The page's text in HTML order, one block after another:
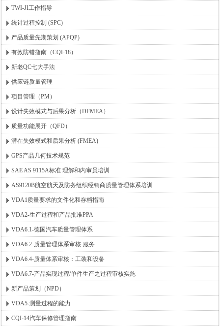
TWI-JI工作指导
统计过程控制 (SPC)
产品质量先期策划 (APQP)
有效防错指南（CQI-18）
新老QC七大手法
供应链质量管理
项目管理（PM）
设计失效模式与后果分析（DFMEA）
质量功能展开（QFD）
潜在失效模式和后果分析 (FMEA)
GPS产品几何技术规范
SAE AS 9115A标准 理解和内审员培训
AS9120B航空航天及防务组织经销商质量管理体系培训
VDA1质量要求的文件化和存档指南
VDA2-生产过程和产品批准PPA
VDA6.1-德国汽车质量管理体系
VDA6.2-质量管理体系审核-服务
VDA6.4-质量体系审核：工装和设备
VDA6.7-产品实现过程/单件生产之过程审核实施
新产品策划（NPD）
VDA5-测量过程的能力
CQI-14汽车保修管理指南